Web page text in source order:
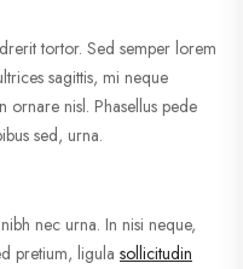
tortor. Sed semper lorem
sagittis, mi neque
ornare nisl. Phasellus pede
sed, urna.
nec urna. In nisi neque,
pretium, ligula sollicitudin